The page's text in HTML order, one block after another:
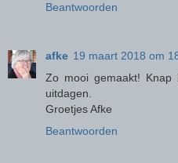
Beantwoorden
afke 19 maart 2018 om
Zo mooi gemaakt! Knap
uitdagen.
Groetjes Afke
Beantwoorden